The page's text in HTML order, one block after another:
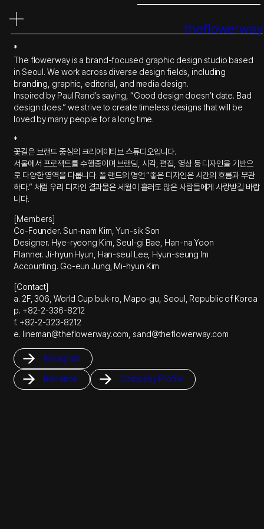
텐
츠
theflowerway
*
The flowerway is a brand-focused graphic design studio based
in Seoul. We work across diverse design fields, including
branding, graphic, editorial, and media design.
Inspired by Paul Rand’s saying, “Good design doesn’t date. Bad
design does.” we strive to create timeless designs that will be
loved by many people for a long time.
*
꽃길은 브랜드 중심의 크리에이티브 스튜디오입니다.
서울에서 프로젝트를 수행중이며 브랜딩, 시각, 편집, 영상 등 디자인을 기반으
로 다양한 영역을 다룹니다. 폴 랜드의 명언 “좋은 디자인은 시간의 흐름과 무관
하다.” 처럼 우리 디자인 결과물은 세월이 흘러도 많은 사람들에게 사랑받길 바랍
니다.
[Members]
Co-Founder. Sun-nam Kim, Yun-sik Son
Designer. Hye-ryeong Kim, Seul-gi Bae, Han-na Yoon
Planner. Ji-hyun Hyun, Han-seul Lee, Hyun-seung Im
Accounting. Go-eun Jung, Mi-hyun Kim
[Contact]
a. 2F, 306, World Cup buk-ro, Mapo-gu, Seoul, Republic of Korea
p. +82-2-336-8212
f. +82-2-323-8212
e. lineman@theflowerway.com, sand@theflowerway.com
Instagram
Behance Company Profile